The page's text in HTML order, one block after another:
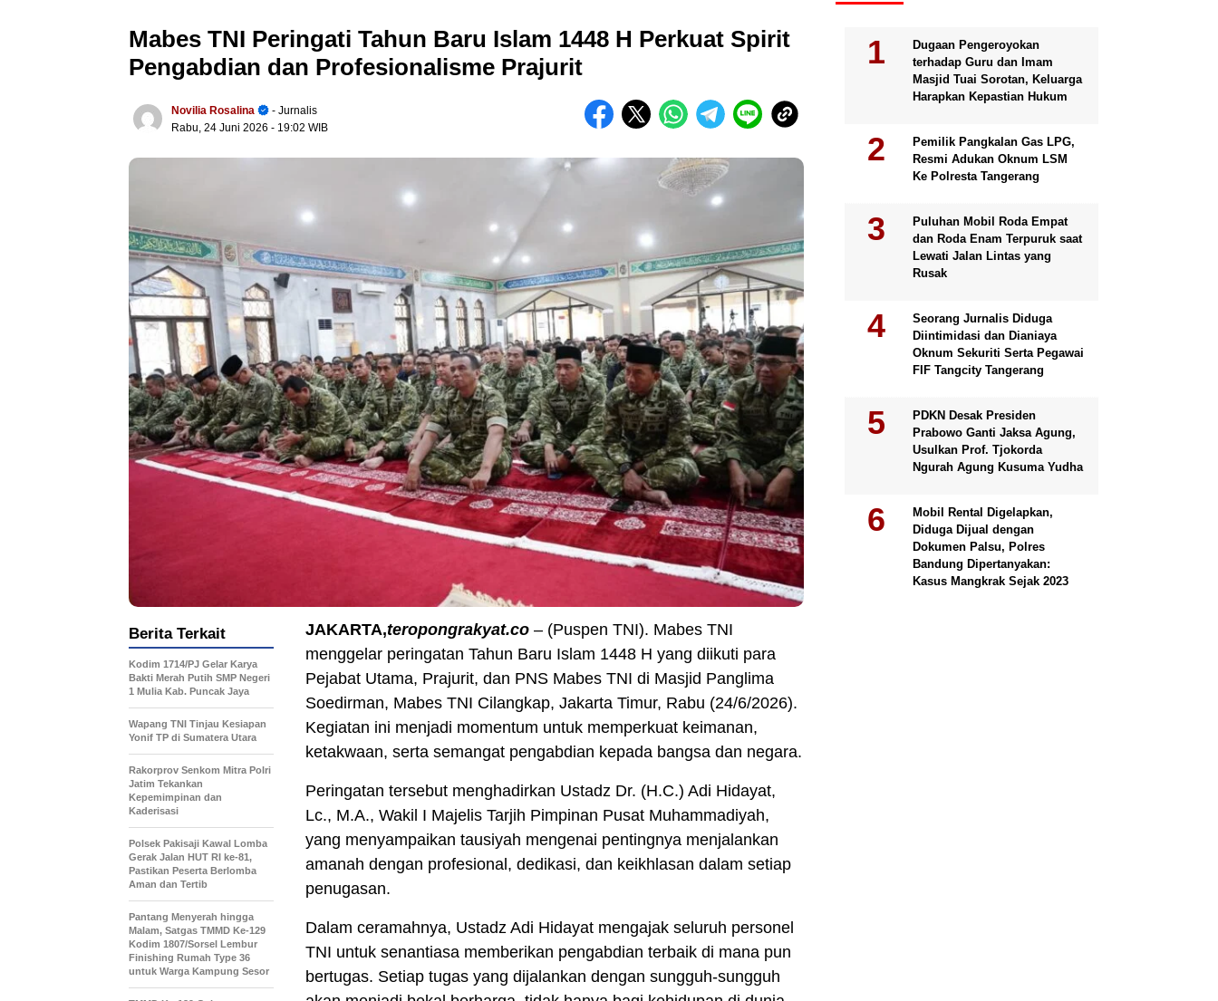
Mabes TNI Peringati Tahun Baru Islam 1448 H Perkuat Spirit
Pengabdian dan Profesionalisme Prajurit
Novilia Rosalina
- Jurnalis
Rabu, 24 Juni 2026 - 19:02 WIB
JAKARTA,teropongrakyat.co – (Puspen TNI). Mabes TNI
menggelar peringatan Tahun Baru Islam 1448 H yang diikuti para
Pejabat Utama, Prajurit, dan PNS Mabes TNI di Masjid Panglima
Soedirman, Mabes TNI Cilangkap, Jakarta Timur, Rabu (24/6/2026).
Kegiatan ini menjadi momentum untuk memperkuat keimanan,
ketakwaan, serta semangat pengabdian kepada bangsa dan negara.
Peringatan tersebut menghadirkan Ustadz Dr. (H.C.) Adi Hidayat,
Lc., M.A., Wakil I Majelis Tarjih Pimpinan Pusat Muhammadiyah,
yang menyampaikan tausiyah mengenai pentingnya menjalankan
amanah dengan profesional, dedikasi, dan keikhlasan dalam setiap
penugasan.
Dalam ceramahnya, Ustadz Adi Hidayat mengajak seluruh personel
TNI untuk senantiasa memberikan pengabdian terbaik di mana pun
bertugas. Setiap tugas yang dijalankan dengan sungguh-sungguh
Berita Terkait
Kodim 1714/PJ Gelar Karya
Bakti Merah Putih SMP Negeri
1 Mulia Kab. Puncak Jaya
Wapang TNI Tinjau Kesiapan
Yonif TP di Sumatera Utara
Rakorprov Senkom Mitra Polri
Jatim Tekankan
Kepemimpinan dan
Kaderisasi
Polsek Pakisaji Kawal Lomba
Gerak Jalan HUT RI ke-81,
Pastikan Peserta Berlomba
Aman dan Tertib
Pantang Menyerah hingga
Malam, Satgas TMMD Ke-129
Kodim 1807/Sorsel Lembur
Finishing Rumah Type 36
untuk Warga Kampung Sesor
Dugaan Pengeroyokan
terhadap Guru dan Imam
Masjid Tuai Sorotan, Keluarga
Harapkan Kepastian Hukum
Pemilik Pangkalan Gas LPG,
Resmi Adukan Oknum LSM
Ke Polresta Tangerang
Puluhan Mobil Roda Empat
dan Roda Enam Terpuruk saat
Lewati Jalan Lintas yang
Rusak
Seorang Jurnalis Diduga
Diintimidasi dan Dianiaya
Oknum Sekuriti Serta Pegawai
FIF Tangcity Tangerang
PDKN Desak Presiden
Prabowo Ganti Jaksa Agung,
Usulkan Prof. Tjokorda
Ngurah Agung Kusuma Yudha
Mobil Rental Digelapkan,
Diduga Dijual dengan
Dokumen Palsu, Polres
Bandung Dipertanyakan:
Kasus Mangkrak Sejak 2023